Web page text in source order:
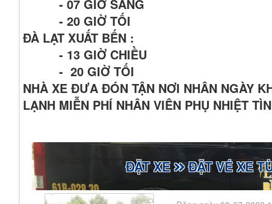
- 07 GIỜ SÁNG
- 20 GIỜ TỐI
ĐÀ LẠT XUẤT BẾN :
- 13 GIỜ CHIỀU
- 20 GIỜ TỐI
NHÀ XE ĐƯA ĐÓN TẬN NƠI NHÂN NGÀY
LẠNH MIỄN PHÍ NHÂN VIÊN PHỤ NHIỆT
ĐẶT XE ĐẶT VÉ XE